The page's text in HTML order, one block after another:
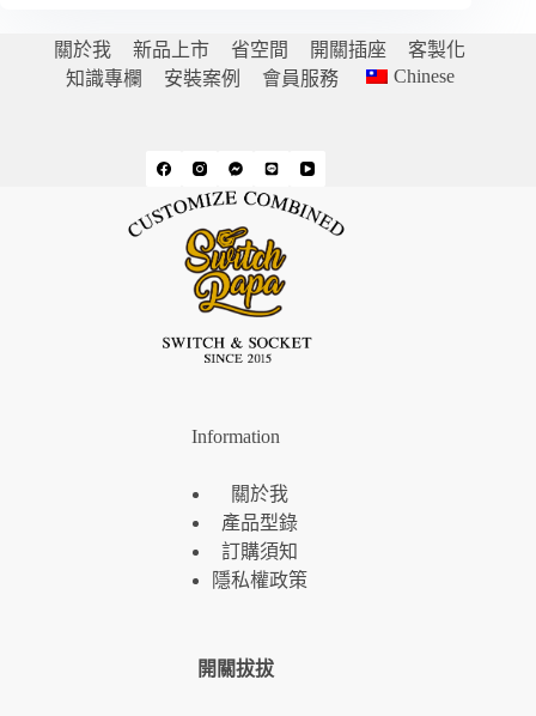
關於我 新品上市 省空間 開關插座
客製化
知識專欄
安裝案例 會員服務 Chinese
Information
關於我
產品型錄
訂購須知
隱私權政策
開關拔拔